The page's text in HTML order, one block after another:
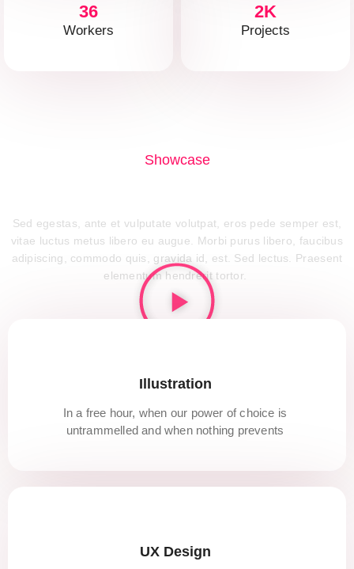
36
Workers
2K
Projects
Showcase
Sed egestas, ante et vulputate volutpat, eros pede semper est,
vitae luctus metus libero eu augue. Morbi purus libero, faucibus
adipiscing, commodo quis, gravida id, est. Sed lectus. Praesent
elementum hendrerit tortor.
Illustration
In a free hour, when our power of choice is
untrammelled and when nothing prevents
UX Design